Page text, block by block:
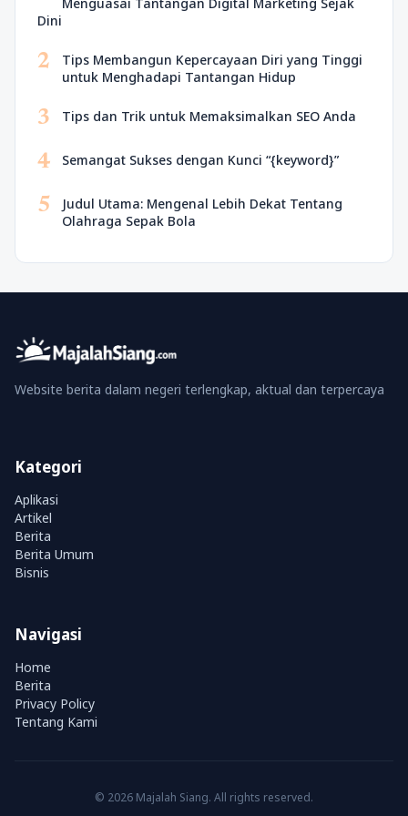
Dini
2
Tips Membangun Kepercayaan Diri yang Tinggi
untuk Menghadapi Tantangan Hidup
3 Tips dan Trik untuk Memaksimalkan SEO Anda
4 Semangat Sukses dengan Kunci “{keyword}”
5
Judul Utama: Mengenal Lebih Dekat Tentang
Olahraga Sepak Bola
Website berita dalam negeri terlengkap, aktual dan terpercaya
Kategori
Aplikasi
Artikel
Berita
Berita Umum
Bisnis
Navigasi
Home
Berita
Privacy Policy
Tentang Kami
© 2026 Majalah Siang. All rights reserved.